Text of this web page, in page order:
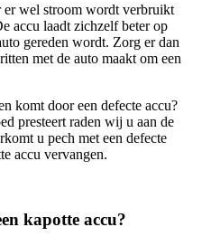
er wel stroom wordt verbruikt
accu laadt zichzelf beter op
gereden wordt. Zorg er dan
met de auto maakt om een
komt door een defecte accu?
presteert raden wij u aan de
u pech met een defecte
accu vervangen.
kapotte accu?